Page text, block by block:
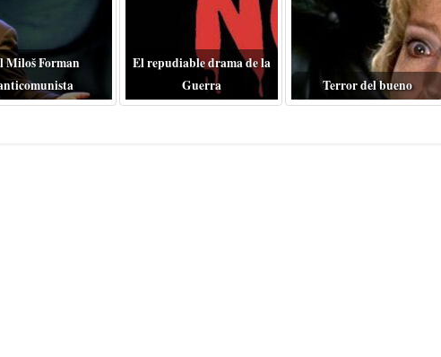
Miloš Forman
El repudiable drama de la
Guerra
Terror del bueno